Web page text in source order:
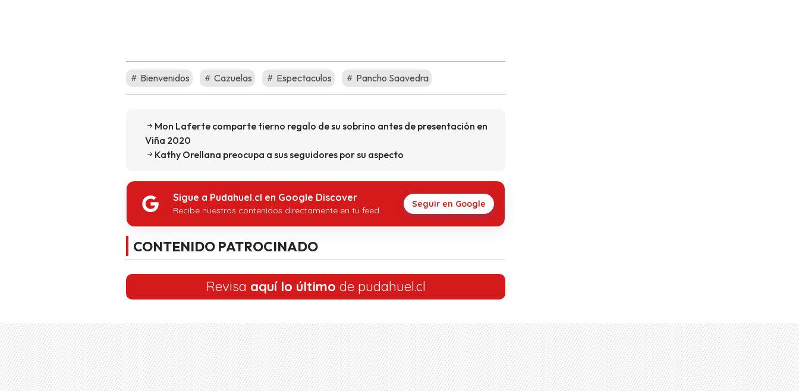
Bienvenidos Cazuelas Espectaculos Pancho Saavedra
Mon Laferte comparte tierno regalo de su sobrino antes de presentación en
Viña 2020
Kathy Orellana preocupa a sus seguidores por su aspecto
Sigue a Pudahuel.cl en Google Discover
Recibe nuestros contenidos directamente en tu feed.
Seguir en Google
CONTENIDO PATROCINADO
Revisa aquí lo último de pudahuel.cl